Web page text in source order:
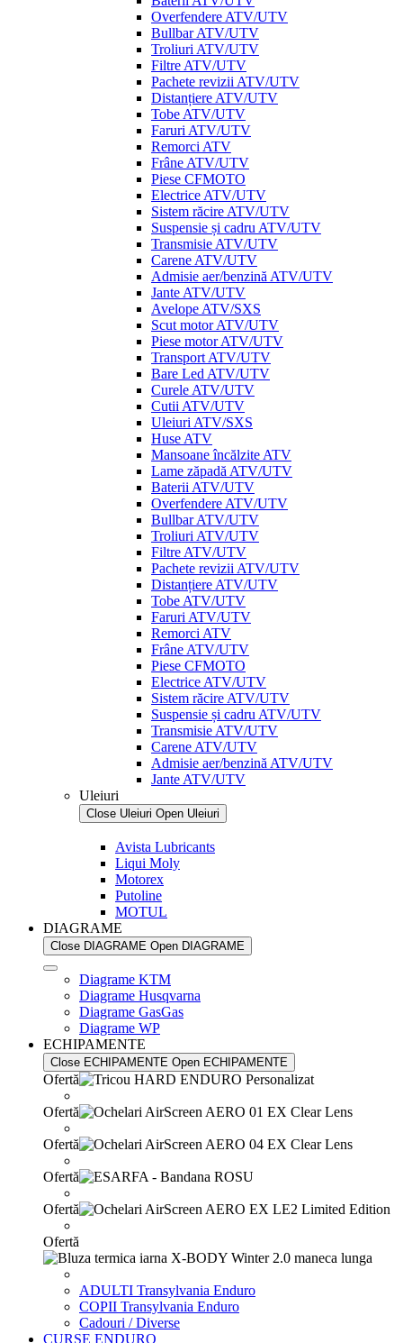
Overfendere ATV/UTV
Bullbar ATV/UTV
Troliuri ATV/UTV
Filtre ATV/UTV
Pachete revizii ATV/UTV
Distanțiere ATV/UTV
Tobe ATV/UTV
Faruri ATV/UTV
Remorci ATV
Frâne ATV/UTV
Piese CFMOTO
Electrice ATV/UTV
Sistem răcire ATV/UTV
Suspensie și cadru ATV/UTV
Transmisie ATV/UTV
Carene ATV/UTV
Admisie aer/benzină ATV/UTV
Jante ATV/UTV
Avelope ATV/SXS
Scut motor ATV/UTV
Piese motor ATV/UTV
Transport ATV/UTV
Bare Led ATV/UTV
Curele ATV/UTV
Cutii ATV/UTV
Uleiuri ATV/SXS
Huse ATV
Mansoane încălzite ATV
Lame zăpadă ATV/UTV
Baterii ATV/UTV
Overfendere ATV/UTV
Bullbar ATV/UTV
Troliuri ATV/UTV
Filtre ATV/UTV
Pachete revizii ATV/UTV
Distanțiere ATV/UTV
Tobe ATV/UTV
Faruri ATV/UTV
Remorci ATV
Frâne ATV/UTV
Piese CFMOTO
Electrice ATV/UTV
Sistem răcire ATV/UTV
Suspensie și cadru ATV/UTV
Transmisie ATV/UTV
Carene ATV/UTV
Admisie aer/benzină ATV/UTV
Jante ATV/UTV
Uleiuri
Close Uleiuri Open Uleiuri
Avista Lubricants
Liqui Moly
Motorex
Putoline
MOTUL
DIAGRAME
Close DIAGRAME Open DIAGRAME
Diagrame KTM
Diagrame Husqvarna
Diagrame GasGas
Diagrame WP
ECHIPAMENTE
Close ECHIPAMENTE Open ECHIPAMENTE
Ofertă
Ofertă
Ofertă
Ofertă
Ofertă
Ofertă
ADULTI Transylvania Enduro
COPII Transylvania Enduro
Cadouri / Diverse
CURSE ENDURO